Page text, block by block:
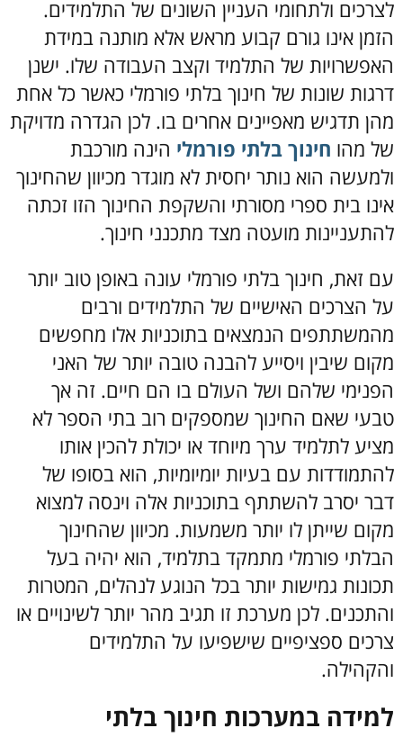
לצרכים ולתחומי העניין השונים של התלמידים.
הזמן אינו גורם קבוע מראש אלא מותנה במידת
האפשרויות של התלמיד וקצב העבודה שלו. ישנן
דרגות שונות של חינוך בלתי פורמלי כאשר כל אחת
מהן תדגיש מאפיינים אחרים בו. לכן הגדרה מדויקת
של מהו חינוך בלתי פורמלי הינה מורכבת
ולמעשה הוא נותר יחסית לא מוגדר מכיוון שהחינוך
אינו בית ספרי מסורתי והשקפת החינוך הזו זכתה
להתעניינות מועטה מצד מתכנני חינוך.
עם זאת, חינוך בלתי פורמלי עונה באופן טוב יותר
על הצרכים האישיים של התלמידים ורבים
מהמשתתפים הנמצאים בתוכניות אלו מחפשים
מקום שיבין ויסייע להבנה טובה יותר של האני
הפנימי שלהם ושל העולם בו הם חיים. זה אך
טבעי שאם החינוך שמספקים רוב בתי הספר לא
מציע לתלמיד ערך מיוחד או יכולת להכין אותו
להתמודדות עם בעיות יומיומיות, הוא בסופו של
דבר יסרב להשתתף בתוכניות אלה וינסה למצוא
מקום שייתן לו יותר משמעות. מכיוון שהחינוך
הבלתי פורמלי מתמקד בתלמיד, הוא יהיה בעל
תכונות גמישות יותר בכל הנוגע לנהלים, המטרות
והתכנים. לכן מערכת זו תגיב מהר יותר לשינויים או
צרכים ספציפיים שישפיעו על התלמידים
והקהילה.
למידה במערכות חינוך בלתי